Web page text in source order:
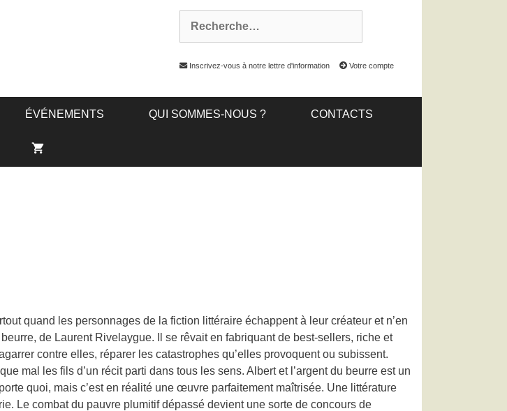
Inscrivez-vous à notre lettre d'information Votre compte
ÉVÉNEMENTS QUI SOMMES-NOUS ? CONTACTS
quand les personnages de la fiction littéraire échappent à leur créateur et n’en
de Laurent Rivelaygue. Il se rêvait en fabriquant de best-sellers, riche et
contre elles, réparer les catastrophes qu’elles provoquent ou subissent.
mal les fils d’un récit parti dans tous les sens. Albert et l’argent du beurre est un
quoi, mais c’est en réalité une œuvre parfaitement maîtrisée. Une littérature
Le combat du pauvre plumitif dépassé devient une sorte de concours de